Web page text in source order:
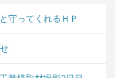
守ってくれるＨＰ